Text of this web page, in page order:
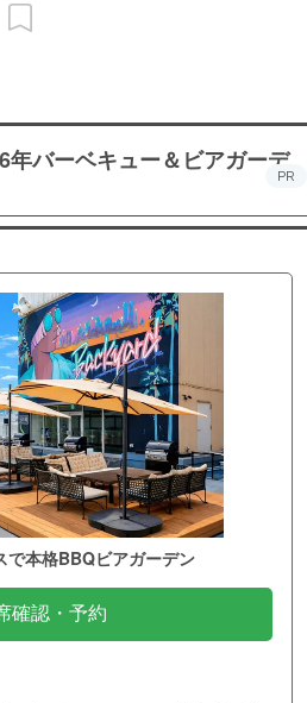
年バーベキュー＆ビアガーデ
PR
で本格BBQビアガーデン
確認・予約